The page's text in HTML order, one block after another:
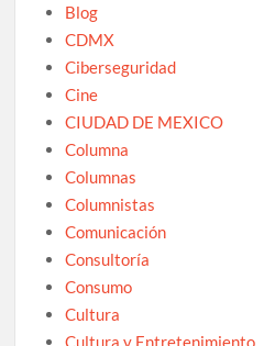
Blog
CDMX
Ciberseguridad
Cine
CIUDAD DE MEXICO
Columna
Columnas
Columnistas
Comunicación
Consultoría
Consumo
Cultura
Cultura y Entretenimiento